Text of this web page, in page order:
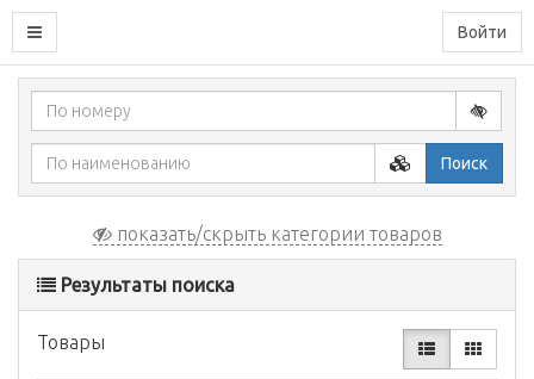
Войти
Поиск
показать/скрыть категории товаров
Результаты поиска
Товары